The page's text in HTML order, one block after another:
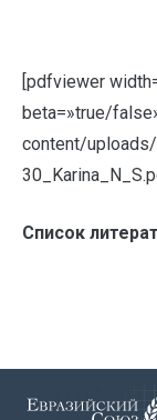
[pdfviewer
beta=»true/
content/
Список